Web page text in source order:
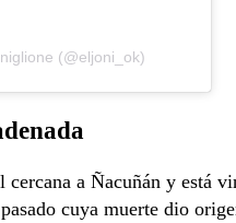
(@eljoni_ok)
a Ñacuñán y está
cuya muerte dio